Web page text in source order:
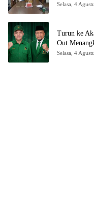
Selasa, 4
Turun ke
Out
Selasa, 4